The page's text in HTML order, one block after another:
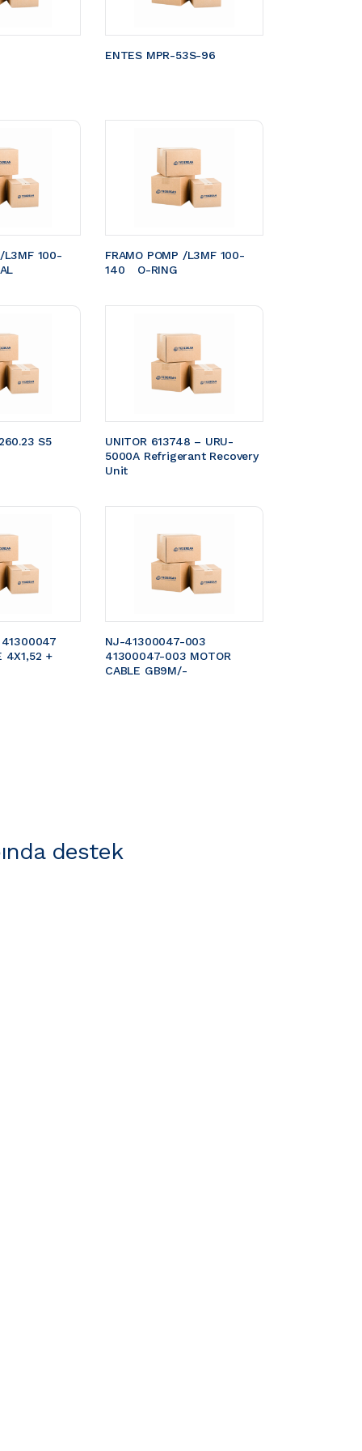
ENTES MPR-53S-96
/L3MF 100-
FRAMO POMP /L3MF 100-
140	O-RING
S5
UNITOR 613748 – URU-
5000A Refrigerant Recovery
Unit
4X1,52 +
NJ-41300047-003
41300047-003 MOTOR
CABLE GB9M/-
destek